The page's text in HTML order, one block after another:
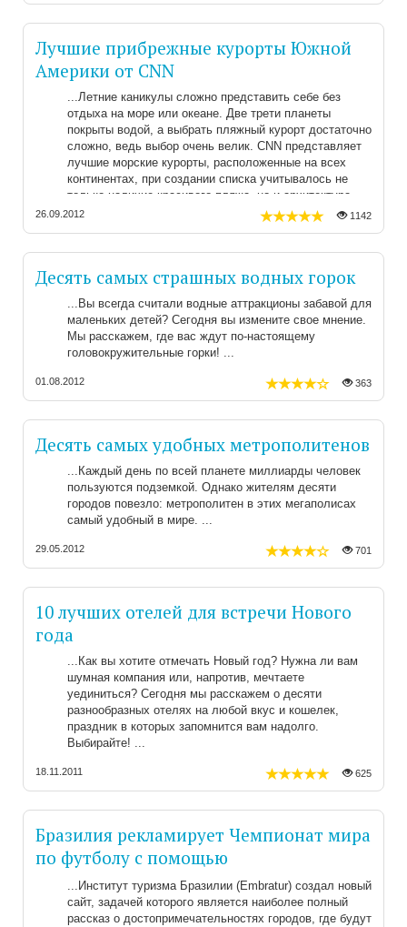
Лучшие прибрежные курорты Южной
Америки от CNN
Летние каникулы сложно представить себе без
отдыха на море или океане. Две трети планеты
покрыты водой, а выбрать пляжный курорт достаточно
сложно, ведь выбор очень велик. CNN представляет
лучшие морские курорты, расположенные на всех
континентах, при создании списка учитывалось не
только наличие красивого пляжа, но и архитектура,
услуги, окружение отеля и т.д.
1142
26.09.2012
Десять самых страшных водных горок
Вы всегда считали водные аттракционы забавой для
маленьких детей? Сегодня вы измените свое мнение.
Мы расскажем, где вас ждут по-настоящему
головокружительные горки!
363
01.08.2012
Десять самых удобных метрополитенов
Каждый день по всей планете миллиарды человек
пользуются подземкой. Однако жителям десяти
городов повезло: метрополитен в этих мегаполисах
самый удобный в мире.
701
29.05.2012
10 лучших отелей для встречи Нового
года
Как вы хотите отмечать Новый год? Нужна ли вам
шумная компания или, напротив, мечтаете
уединиться? Сегодня мы расскажем о десяти
разнообразных отелях на любой вкус и кошелек,
праздник в которых запомнится вам надолго.
Выбирайте!
625
18.11.2011
Бразилия рекламирует Чемпионат мира
по футболу с помощью
достопримечательностей
Институт туризма Бразилии (Embratur) создал новый
сайт, задачей которого является наиболее полный
рассказ о достопримечательностях городов, где будут